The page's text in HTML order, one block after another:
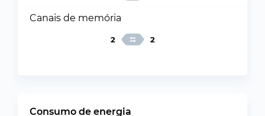
Canais de memória
2 2
Consumo de energia